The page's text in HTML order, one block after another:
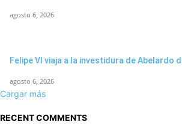
agosto 6, 2026
Felipe VI viaja a la investidura de Abelardo
agosto 6, 2026
Cargar más
RECENT COMMENTS